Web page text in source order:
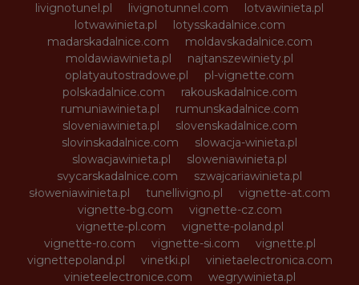
livignotunel.pl
livignotunnel.com
lotvawinieta.pl
lotwawinieta.pl
lotysskadalnice.com
madarskadalnice.com
moldavskadalnice.com
moldawiawinieta.pl
najtanszewiniety.pl
oplatyautostradowe.pl
pl-vignette.com
polskadalnice.com
rakouskadalnice.com
rumuniawinieta.pl
rumunskadalnice.com
sloveniawinieta.pl
slovenskadalnice.com
slovinskadalnice.com
slowacja-winieta.pl
slowacjawinieta.pl
sloweniawinieta.pl
svycarskadalnice.com
szwajcariawinieta.pl
słoweniawinieta.pl
tunellivigno.pl
vignette-at.com
vignette-bg.com
vignette-cz.com
vignette-pl.com
vignette-poland.pl
vignette-ro.com
vignette-si.com
vignette.pl
vignettepoland.pl
vinetki.pl
vinietaelectronica.com
vinieteelectronice.com
wegrywinieta.pl